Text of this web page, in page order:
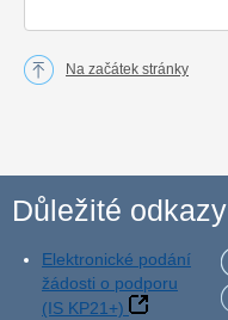
Na začátek stránky
Důležité odkazy
Elektronické podání
žádosti o podporu
(IS KP21+)